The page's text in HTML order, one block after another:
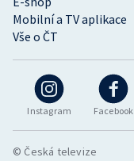
Instagram Facebook
Mobilní a TV aplikace
Vše o ČT
© Česká televize